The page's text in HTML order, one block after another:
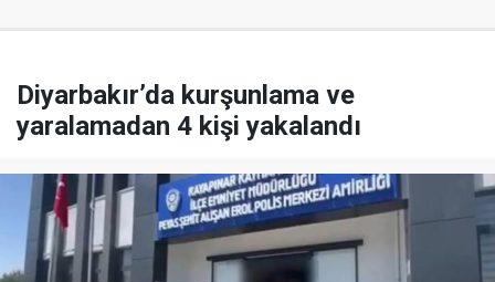
Diyarbakır’da kurşunlama ve
yaralamadan 4 kişi yakalandı